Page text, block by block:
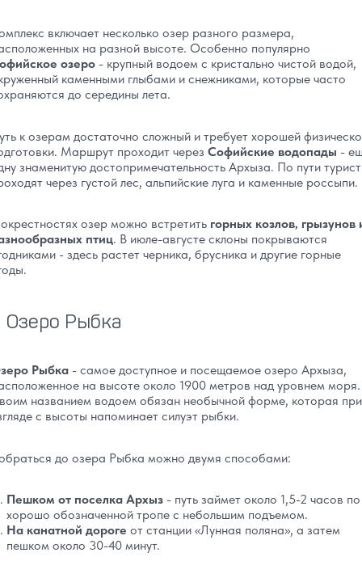
включает несколько озер разного размера,
на разной высоте. Особенно популярно
озеро - крупный водоем с кристально чистой водой,
каменными глыбами и снежниками, которые часто
до середины лета.
к озерам достаточно сложный и требует хорошей
Маршрут проходит через Софийские водопады -
знаменитую достопримечательность Архыза. По пути
через густой лес, альпийские луга и каменные россыпи.
озер можно встретить горных козлов, грызунов
птиц. В июле-августе склоны покрываются
- здесь растет черника, брусника и другие горные
Озеро Рыбка
Рыбка - самое доступное и посещаемое озеро Архыза,
на высоте около 1900 метров над уровнем моря.
названием водоем обязан необычной форме, которая при
с высоты напоминает силуэт рыбки.
до озера Рыбка можно двумя способами:
Пешком от поселка Архыз - путь займет около 1,5-2 часов по
хорошо обозначенной тропе с небольшим подъемом.
На канатной дороге от станции «Лунная поляна», а затем
пешком около 30-40 минут.